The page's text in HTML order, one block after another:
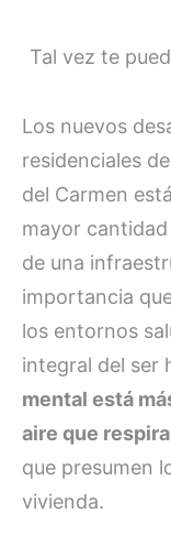
Tal vez te
Los nuevos
residenciales
del Carmen
mayor
de una
importancia
los entornos
integral del ser
mental está
aire que
que presumen
vivienda.